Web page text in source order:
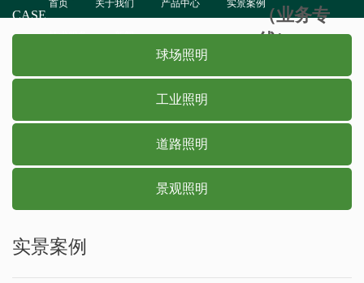
（业务专
线）：865
首页 关于我们 产品中心 实景案例
技术服务 新闻
CASE
球场照明
工业照明
道路照明
景观照明
实景案例